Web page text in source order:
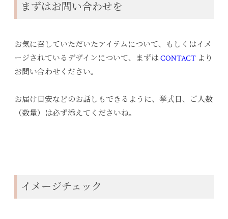
まずはお問い合わせを
お気に召していただいたアイテムについて、もしくはイメ
ージされているデザインについて、まずはCONTACT より
お問い合わせください。
お届け目安などのお話しもできるように、挙式日、ご人数
（数量）は必ず添えてくださいね。
イメージチェック